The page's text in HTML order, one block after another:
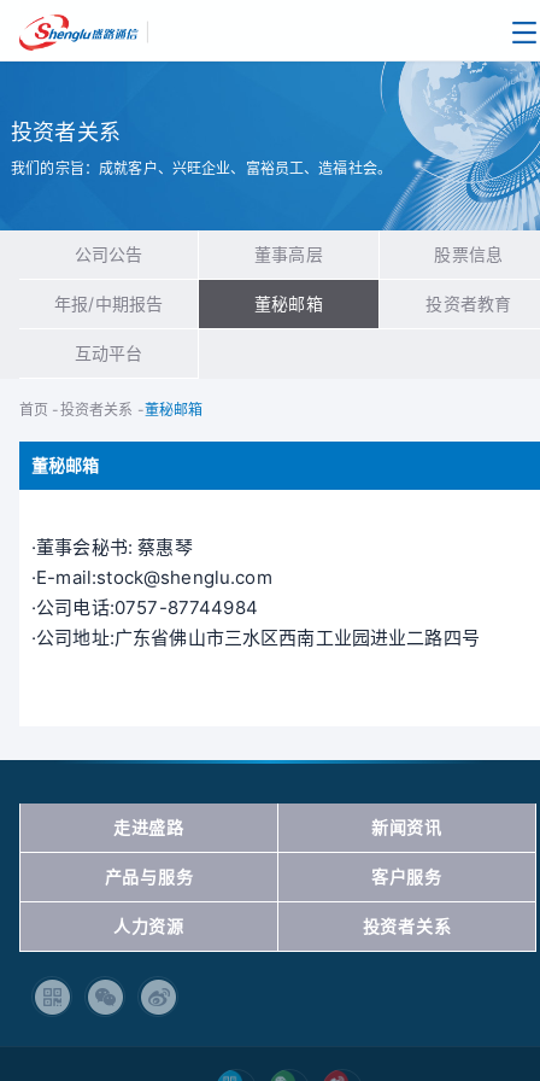
投资者关系
我们的宗旨：成就客户、兴旺企业、富裕员工、造福社会。
公司公告 董事高层 股票信息
年报/中期报告 董秘邮箱 投资者教育
互动平台
首页 -投资者关系 -董秘邮箱
董秘邮箱
·董事会秘书: 蔡惠琴
·E-mail:stock@shenglu.com
·公司电话:0757-87744984
·公司地址:广东省佛山市三水区西南工业园进业二路四号
走进盛路 新闻资讯
产品与服务 客户服务
人力资源 投资者关系